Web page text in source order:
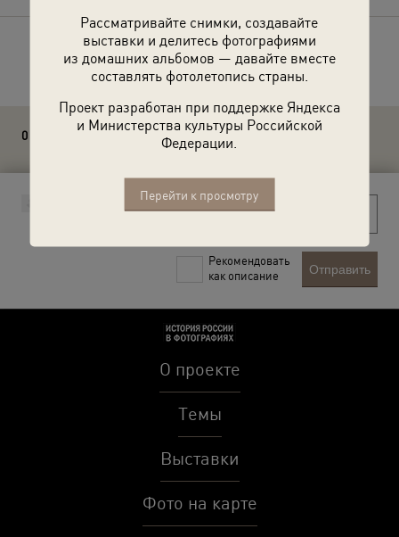
Рассматривайте снимки, создавайте
выставки и делитесь фотографиями
из домашних альбомов — давайте вместе
составлять фотолетопись страны.
Проект разработан при поддержке Яндекса
и Министерства культуры Российской
Федерации.
Перейти к просмотру
Расскажите друзьям об этом фото
0 комментариев
Рекомендовать
как описание
Отправить
О проекте
Темы
Выставки
Фото на карте